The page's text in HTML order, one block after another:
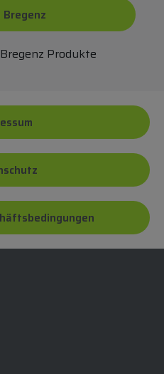
Produkte